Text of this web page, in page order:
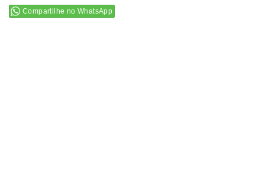
Compartilhe no WhatsApp